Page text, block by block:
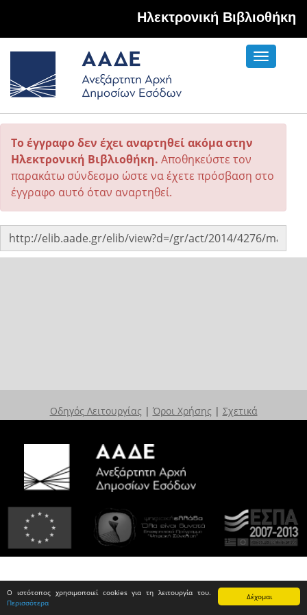
Δέχομαι
Ο ιστότοπος χρησιμοποιεί cookies για τη λειτουργία του.
Περισσότερα
Hλεκτρονική Βιβλιοθήκη
Toggle
Το έγγραφο δεν έχει αναρτηθεί ακόμα στην
Ηλεκτρονική Βιβλιοθήκη. Αποθηκεύστε τον
παρακάτω σύνδεσμο ώστε να έχετε πρόσβαση στο
έγγραφο αυτό όταν αναρτηθεί.
Οδηγός Λειτουργίας | Όροι Χρήσης | Σχετικά